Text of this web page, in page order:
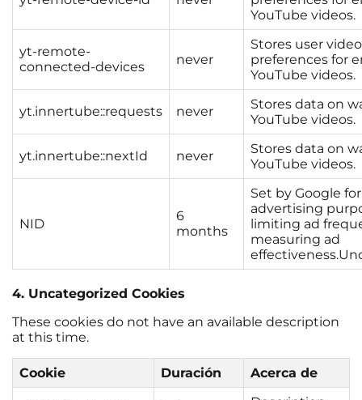
YouTube videos.
yt-remote-
connected-devices
never
Stores user video
preferences for
YouTube videos.
yt.innertube::requests never
Stores data on
YouTube videos.
yt.innertube::nextId never
Stores data on
YouTube videos.
NID
6
months
Set by Google for
advertising
limiting ad
measuring ad
4. Uncategorized Cookies
These cookies do not have an available description
at this time.
Cookie Duración Acerca de